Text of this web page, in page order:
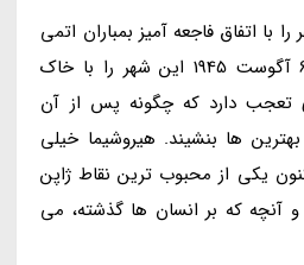
با اتفاق فاجعه آمیز بمباران اتمی
به یاد می آوریم که در 6 آگوست 1945 این شهر را با خاک
تعجب دارد که چگونه پس از آن
ها بنشیند. هیروشیما خیلی
یکی از محبوب ترین نقاط ژاپن
آنچه که بر انسان ها گذشته، می